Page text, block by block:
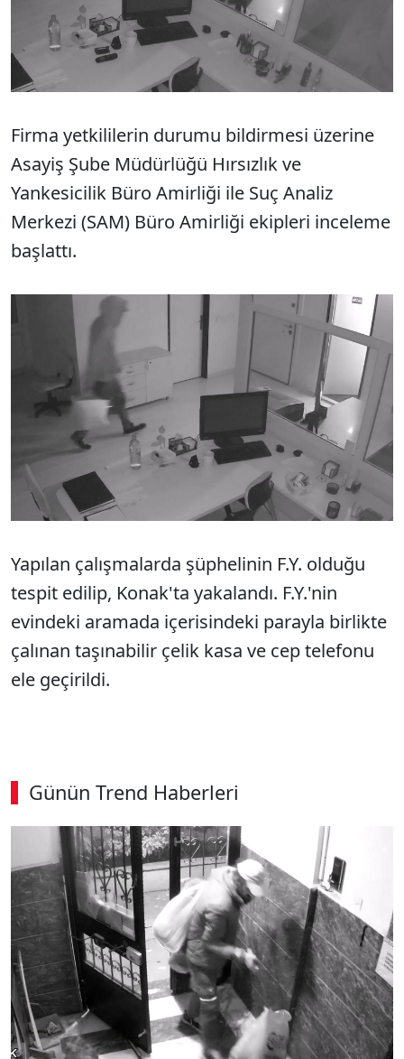
Firma yetkililerin durumu bildirmesi üzerine
Asayiş Şube Müdürlüğü Hırsızlık ve
Yankesicilik Büro Amirliği ile Suç Analiz
Merkezi (SAM) Büro Amirliği ekipleri inceleme
başlattı.
Yapılan çalışmalarda şüphelinin F.Y. olduğu
tespit edilip, Konak'ta yakalandı. F.Y.'nin
evindeki aramada içerisindeki parayla birlikte
çalınan taşınabilir çelik kasa ve cep telefonu
ele geçirildi.
Günün Trend Haberleri
00:02 / 08:15